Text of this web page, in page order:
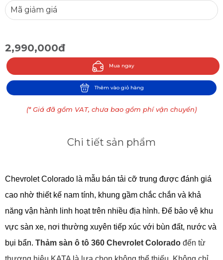
2,990,000đ
Mua ngay
Thêm vào giỏ hàng
(* Giá đã gồm VAT, chưa bao gồm phí vận chuyển)
Chi tiết sản phẩm
Chevrolet Colorado là mẫu bán tải cỡ trung được đánh giá
cao nhờ thiết kế nam tính, khung gầm chắc chắn và khả
năng vận hành linh hoạt trên nhiều địa hình. Để bảo vệ khu
vực sàn xe, nơi thường xuyên tiếp xúc với bùn đất, nước và
bụi bẩn. Thảm sàn ô tô 360 Chevrolet Colorado đến từ